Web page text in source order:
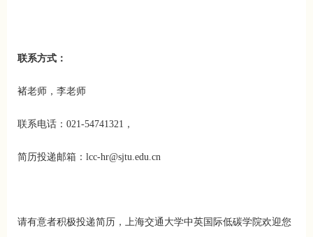
联系方式：
褚老师，李老师
联系电话：021-54741321，
简历投递邮箱：lcc-hr@sjtu.edu.cn
请有意者积极投递简历，上海交通大学中英国际低碳学院欢迎您